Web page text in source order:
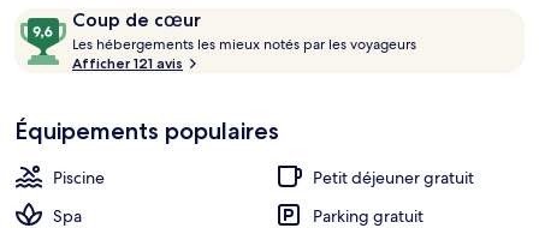
de
372 €.
Avis
voyageurs
Coup de cœur
9,6
sur
10,
cœur
Les hébergements les mieux notés par les voyageurs
b
e
r
Afficher 121 avis
Équipements populaires
Piscine
Petit déjeuner gratuit
Spa
Parking gratuit